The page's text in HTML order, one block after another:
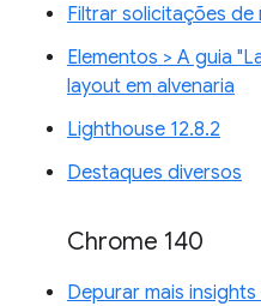
Filtrar solicitações
Elementos > A guia
layout em alvenaria
Lighthouse 12.8.2
Destaques diversos
Chrome 140
Depurar mais